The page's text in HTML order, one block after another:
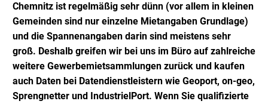
Chemnitz ist regelmäßig sehr dünn (vor allem in kleinen
Gemeinden sind nur einzelne Mietangaben Grundlage)
und die Spannenangaben darin sind meistens sehr
groß. Deshalb greifen wir bei uns im Büro auf zahlreiche
weitere Gewerbemietsammlungen zurück und kaufen
auch Daten bei Datendienstleistern wie Geoport, on-geo,
Sprengnetter und IndustrielPort. Wenn Sie qualifizierte